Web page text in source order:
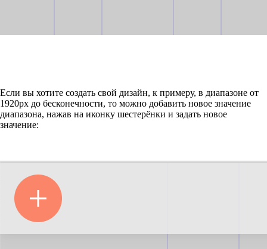
Если вы хотите создать свой дизайн, к примеру, в диапазоне от
1920рх до бесконечности, то можно добавить новое значение
диапазона, нажав на иконку шестерёнки и задать новое
значение: